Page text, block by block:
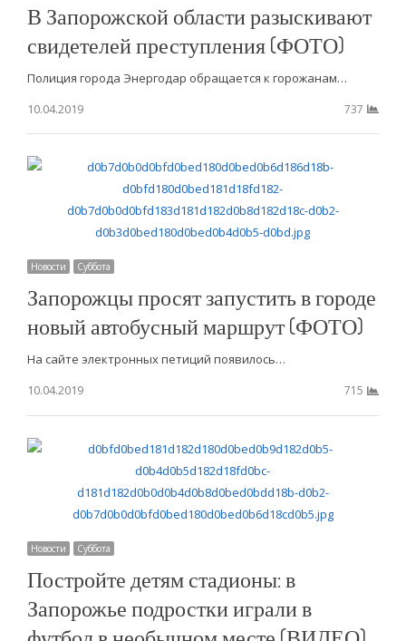
В Запорожской области разыскивают
свидетелей преступления (ФОТО)
Полиция города Энергодар обращается к горожанам…
10.04.2019
737
Новости Суббота
Запорожцы просят запустить в городе
новый автобусный маршрут (ФОТО)
На сайте электронных петиций появилось…
10.04.2019
715
Новости Суббота
Постройте детям стадионы: в
Запорожье подростки играли в